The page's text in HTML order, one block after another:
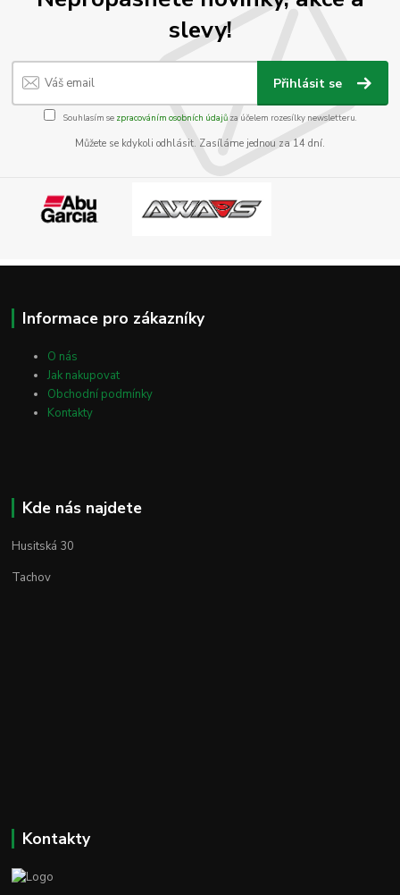
slevy!
Přihlásit se
Souhlasím se zpracováním osobních údajůza účelem rozesílky newsletteru.
Můžete se kdykoli odhlásit. Zasíláme jednou za 14 dní.
Informace pro zákazníky
O nás
Jak nakupovat
Obchodní podmínky
Kontakty
Kde nás najdete
Husitská 30
Tachov
Kontakty